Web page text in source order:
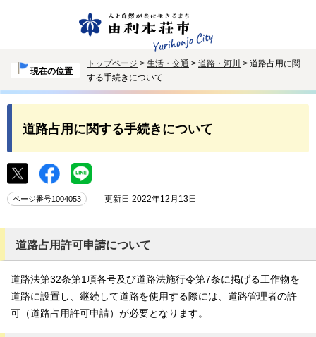
現在の位置
トップページ > 生活・交通 > 道路・河川
> 道路占用に関
する手続きについて
道路占用に関する手続きについて
ページ番号1004053 更新日 2022年12月13日
道路占用許可申請について
道路法第32条第1項各号及び道路法施行令第7条に掲げる工作物を
道路に設置し、継続して道路を使用する際には、道路管理者の許
可（道路占用許可申請）が必要となります。